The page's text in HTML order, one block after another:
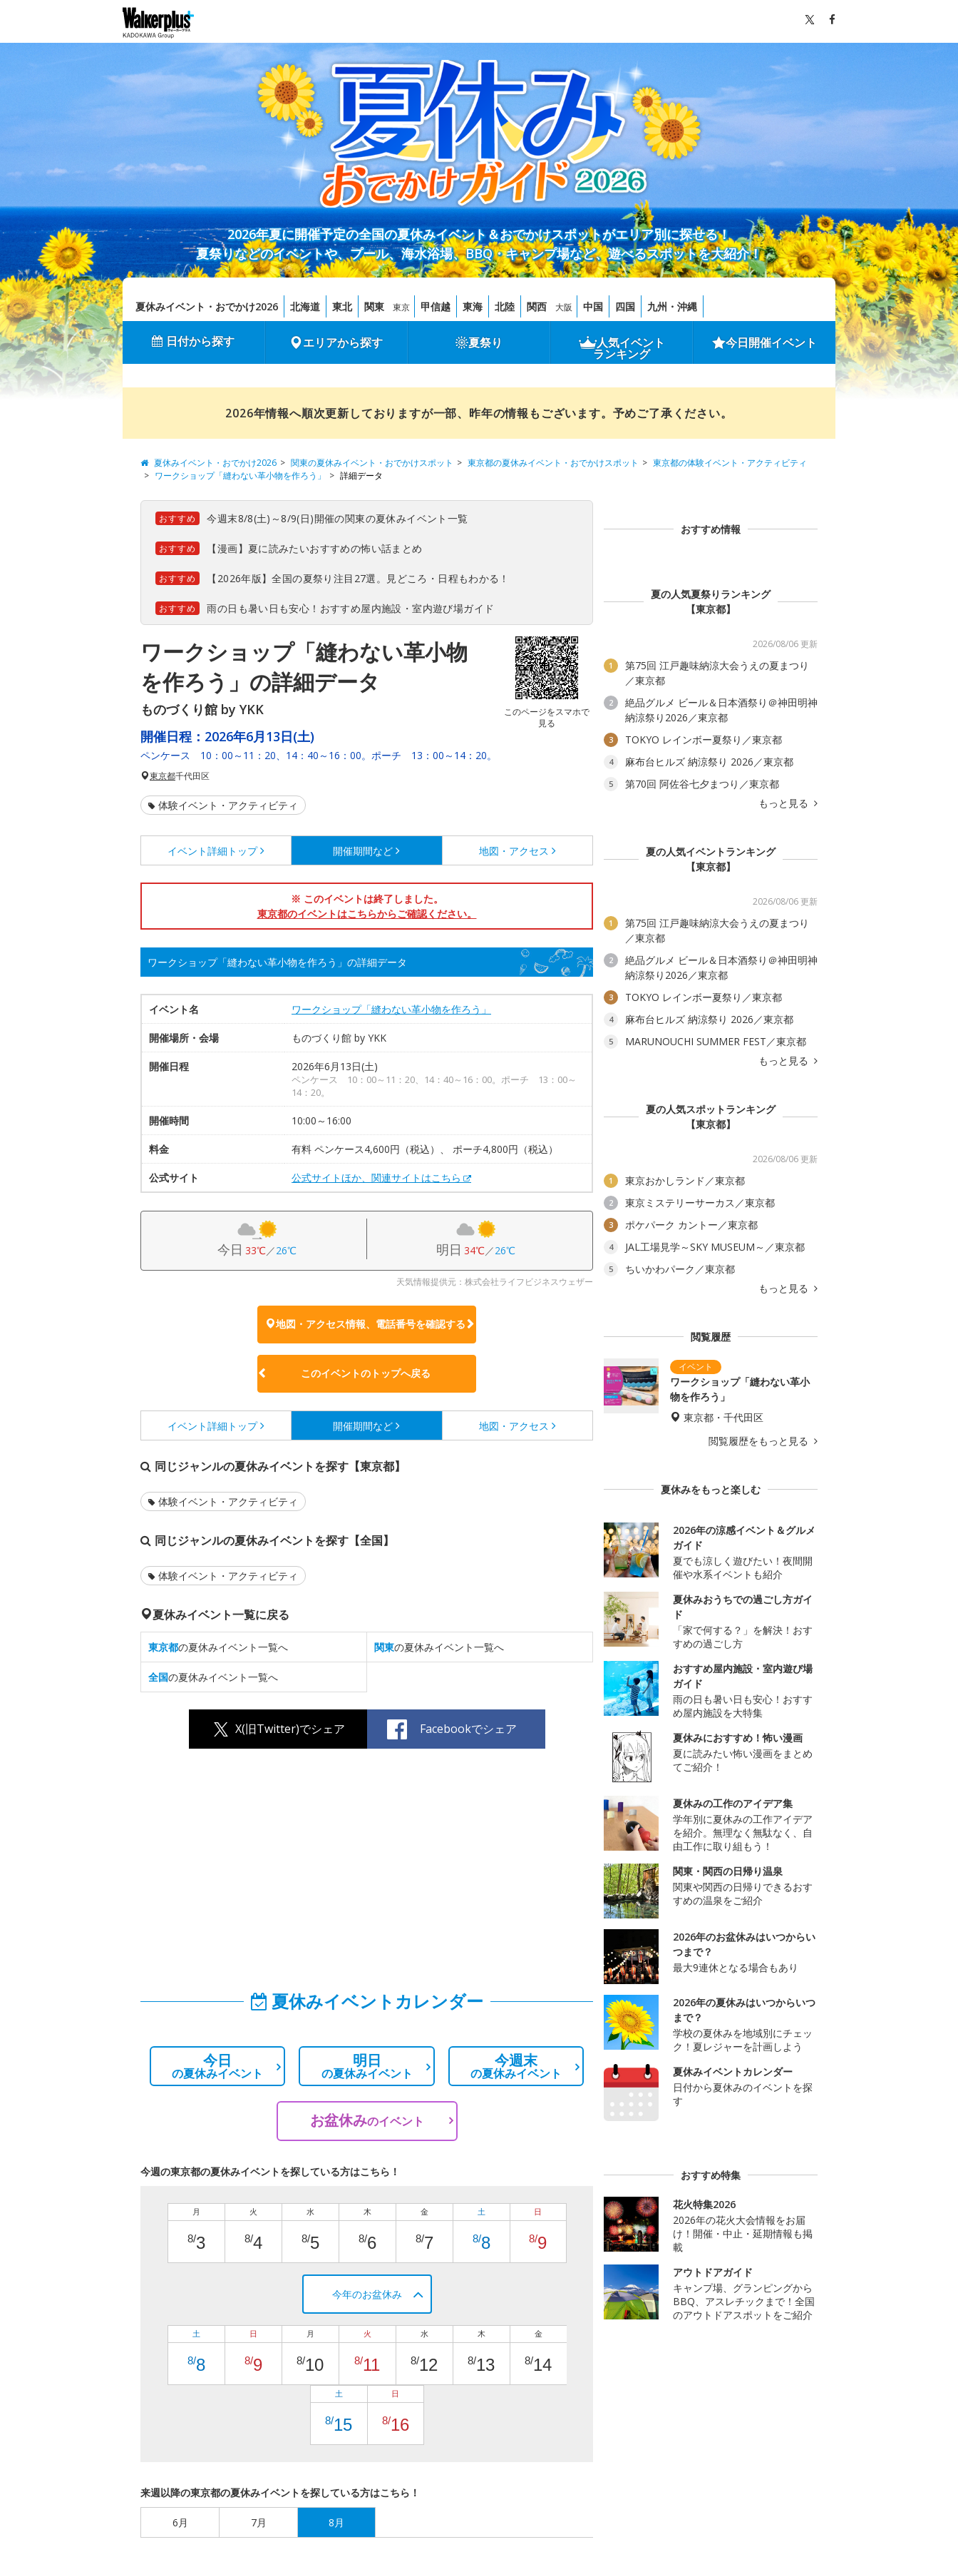
2026年夏に開催予定の全国の夏休みイベント＆おでかけスポットがエリア別に探せる！
夏祭りなどのイベントや、プール、海水浴場、BBQ・キャンプ場など、遊べるスポットを大紹介！
夏休みイベント・おでかけ2026 北海道 東北 関東 東京 甲信越 東海 北陸 関西 大阪 中国 四国 九州・沖縄
日付から探す エリアから探す 夏祭り 人気イベント
ランキング
今日開催イベント
2026年情報へ順次更新しておりますが一部、昨年の情報もございます。予めご了承ください。
夏休みイベント・おでかけ2026 関東の夏休みイベント・おでかけスポット 東京都の夏休みイベント・おでかけスポット
東京都の体験イベント・アクティビティ
ワークショップ「縫わない革小物を作ろう」
詳細データ
おすすめ 今週末8/8(土)～8/9(日)開催の関東の夏休みイベント一覧
おすすめ 【漫画】夏に読みたいおすすめの怖い話まとめ
おすすめ 【2026年版】全国の夏祭り注目27選。見どころ・日程もわかる！
おすすめ 雨の日も暑い日も安心！おすすめ屋内施設・室内遊び場ガイド
ワークショップ「縫わない革小物
を作ろう」の詳細データ
ものづくり館 by YKK
このページをスマホで
見る
開催日程： 2026年6月13日(土)
ペンケース 10：00～11：20、14：40～16：00。ポーチ 13：00～14：20。
東京都千代田区
体験イベント・アクティビティ
イベント詳細 トップ 開催期間など 地図・アクセス
※ このイベントは終了しました。
東京都のイベントはこちらからご確認ください。
ワークショップ「縫わない革小物を作ろう」の詳細データ
イベント名 ワークショップ「縫わない革小物を作ろう」
開催場所・会場 ものづくり館 by YKK
開催日程 2026年6月13日(土)
ペンケース 10：00～11：20、14：40～16：00。ポーチ 13：00～
14：20。
開催時間 10:00～16:00
料金 有料 ペンケース4,600円（税込）、 ポーチ4,800円（税込）
公式サイト 公式サイトほか、関連サイトはこちら
今日 33℃／26℃ 明日 34℃／26℃
天気情報提供元：株式会社ライフビジネスウェザー
地図・アクセス情報、電話番号を確認する
このイベントのトップへ戻る
イベント詳細 トップ 開催期間など 地図・アクセス
同じジャンルの夏休みイベントを探す【東京都】
体験イベント・アクティビティ
同じジャンルの夏休みイベントを探す【全国】
体験イベント・アクティビティ
夏休みイベント一覧に戻る
東京都の夏休みイベント一覧へ 関東の夏休みイベント一覧へ
全国の夏休みイベント一覧へ
X(旧Twitter)でシェア Facebookでシェア
夏休みイベントカレンダー
今日
の夏休みイベント
明日
の夏休みイベント
今週末
の夏休みイベント
お盆休みのイベント
今週の東京都の夏休みイベントを探している方はこちら！
月
8/3
火
8/4
水
8/5
木
8/6
金
8/7
土
8/8
日
8/9
今年のお盆休み
土
8/8
日
8/9
月
8/10
火
8/11
水
8/12
木
8/13
金
8/14
土
8/15
日
8/16
来週以降の東京都の夏休みイベントを探している方はこちら！
6月 7月 8月
おすすめ情報
夏の人気夏祭りランキング
【東京都】
2026/08/06 更新
1
第75回 江戸趣味納涼大会うえの夏まつり
／東京都
2
絶品グルメ ビール＆日本酒祭り＠神田明神
納涼祭り2026／東京都
3 TOKYO レインボー夏祭り／東京都
4 麻布台ヒルズ 納涼祭り 2026／東京都
5
第70回 阿佐谷七夕まつり／東京都
もっと見る
夏の人気イベントランキング
【東京都】
2026/08/06 更新
1
第75回 江戸趣味納涼大会うえの夏まつり
／東京都
2
絶品グルメ ビール＆日本酒祭り＠神田明神
納涼祭り2026／東京都
3 TOKYO レインボー夏祭り／東京都
4 麻布台ヒルズ 納涼祭り 2026／東京都
5
MARUNOUCHI SUMMER FEST／東京都
もっと見る
夏の人気スポットランキング
【東京都】
2026/08/06 更新
1 東京おかしランド／東京都
2 東京ミステリーサーカス／東京都
3 ポケパーク カントー／東京都
4 JAL工場見学～SKY MUSEUM～／東京都
5
ちいかわパーク／東京都
もっと見る
閲覧履歴
ワークショップ「縫わない革小
物を作ろう」
東京都・千代田区
閲覧履歴をもっと見る
夏休みをもっと楽しむ
2026年の涼感イベント＆グルメ
ガイド
夏でも涼しく遊びたい！夜間開
催や水系イベントも紹介
夏休みおうちでの過ごし方ガイ
ド
「家で何する？」を解決！おす
すめの過ごし方
おすすめ屋内施設・室内遊び場
ガイド
雨の日も暑い日も安心！おすす
め屋内施設を大特集
夏休みにおすすめ！怖い漫画
夏に読みたい怖い漫画をまとめ
てご紹介！
夏休みの工作のアイデア集
学年別に夏休みの工作アイデア
を紹介。無理なく無駄なく、自
由工作に取り組もう！
関東・関西の日帰り温泉
関東や関西の日帰りできるおす
すめの温泉をご紹介
2026年のお盆休みはいつからい
つまで？
最大9連休となる場合もあり
2026年の夏休みはいつからいつ
まで？
学校の夏休みを地域別にチェッ
ク！夏レジャーを計画しよう
夏休みイベントカレンダー
日付から夏休みのイベントを探
す
おすすめ特集
花火特集2026
2026年の花火大会情報をお届
け！開催・中止・延期情報も掲
載
アウトドアガイド
キャンプ場、グランピングから
BBQ、アスレチックまで！全国
のアウトドアスポットをご紹介